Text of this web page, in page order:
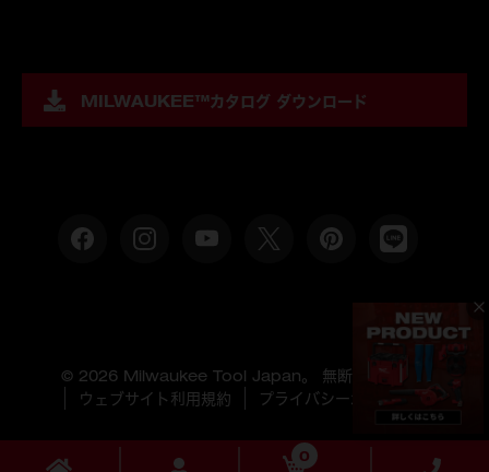
ショッピングカート
0
MILWAUKEE™カタログ ダウンロード
© 2026 Milwaukee Tool Japan。 無断複製禁止。
ウェブサイト利用規約
プライバシーポリシー